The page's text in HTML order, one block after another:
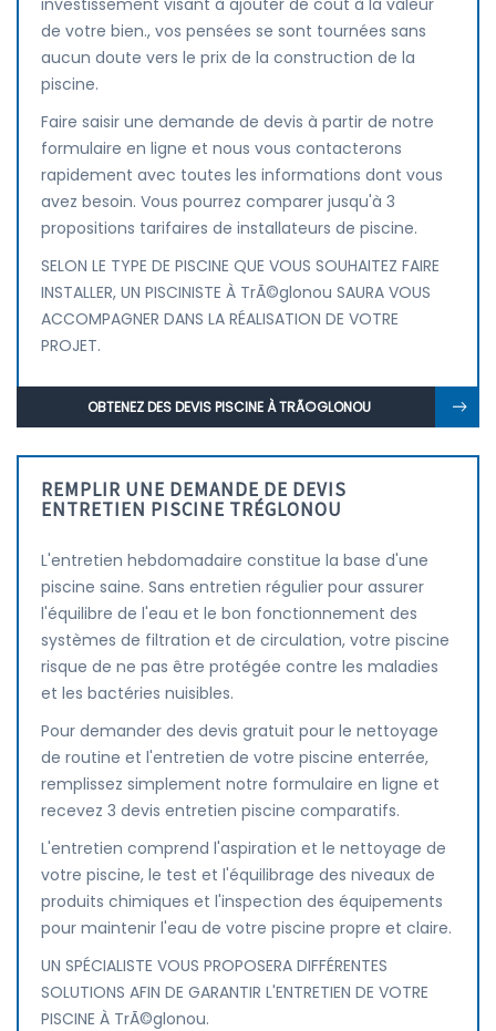
investissement visant à ajouter de coût à la valeur
de votre bien., vos pensées se sont tournées sans
aucun doute vers le prix de la construction de la
piscine.
Faire saisir une demande de devis à partir de notre
formulaire en ligne et nous vous contacterons
rapidement avec toutes les informations dont vous
avez besoin. Vous pourrez comparer jusqu'à 3
propositions tarifaires de installateurs de piscine.
SELON LE TYPE DE PISCINE QUE VOUS SOUHAITEZ FAIRE
INSTALLER, UN PISCINISTE À TrÃ©glonou SAURA VOUS
ACCOMPAGNER DANS LA RÉALISATION DE VOTRE
PROJET.
OBTENEZ DES DEVIS PISCINE À TRÃ©GLONOU
REMPLIR UNE DEMANDE DE DEVIS
ENTRETIEN PISCINE TRÉGLONOU
L'entretien hebdomadaire constitue la base d'une
piscine saine. Sans entretien régulier pour assurer
l'équilibre de l'eau et le bon fonctionnement des
systèmes de filtration et de circulation, votre piscine
risque de ne pas être protégée contre les maladies
et les bactéries nuisibles.
Pour demander des devis gratuit pour le nettoyage
de routine et l'entretien de votre piscine enterrée,
remplissez simplement notre formulaire en ligne et
recevez 3 devis entretien piscine comparatifs.
L'entretien comprend l'aspiration et le nettoyage de
votre piscine, le test et l'équilibrage des niveaux de
produits chimiques et l'inspection des équipements
pour maintenir l'eau de votre piscine propre et claire.
UN SPÉCIALISTE VOUS PROPOSERA DIFFÉRENTES
SOLUTIONS AFIN DE GARANTIR L'ENTRETIEN DE VOTRE
PISCINE À TrÃ©glonou.